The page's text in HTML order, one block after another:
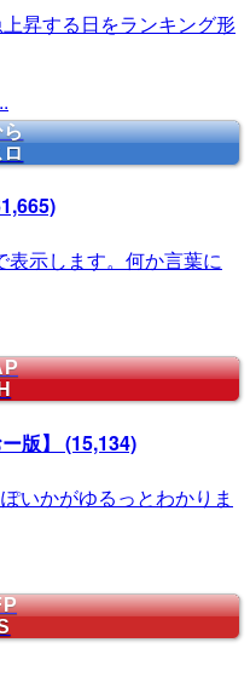
昇する日をランキング形
ら
ロ
示します。何か言葉に
H
版】 (15,134)
いかがゆるっとわかりま